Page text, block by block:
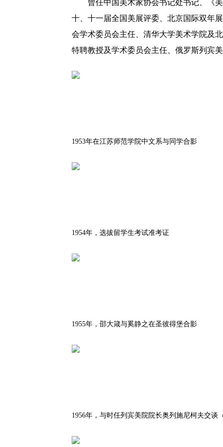
曾任中国美术家协会书记处书记、《
十、十一届全国美展评委、北京国际双年
会学术委员会主任、清华大学美术学院及
特聘教授及学术委员会主任、俄罗斯列宾
1953年在江苏师范学院中文系与同学合影
1954年，选拔留学生考试准考证
1955年，邵大箴与奚静之在圣彼得堡合影
1956年，与时任列宾美院院长奥列施尼柯夫交